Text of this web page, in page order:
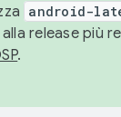
android-
release più
.